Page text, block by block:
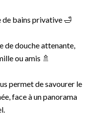
de bains privative 🛁
de douche attenante,
ou amis 🚿
permet de savourer le
face à un panorama